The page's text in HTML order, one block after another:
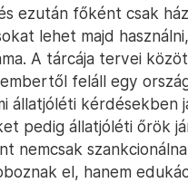
ezután főként csak
lehet majd
A tárcája tervei
feláll egy
állatjóléti kérdésekben
pedig állatjóléti őrök
nemcsak
el, hanem